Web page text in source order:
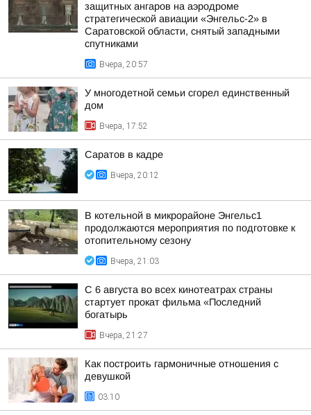
защитных ангаров на аэродроме
стратегической авиации «Энгельс-2» в
Саратовской области, снятый западными
спутниками
Вчера, 20:57
У многодетной семьи сгорел единственный
дом
Вчера, 17:52
Саратов в кадре
Вчера, 20:12
В котельной в микрорайоне Энгельс1
продолжаются мероприятия по подготовке к
отопительному сезону
Вчера, 21:03
С 6 августа во всех кинотеатрах страны
стартует прокат фильма «Последний
богатырь
Вчера, 21:27
Как построить гармоничные отношения с
девушкой
03:10